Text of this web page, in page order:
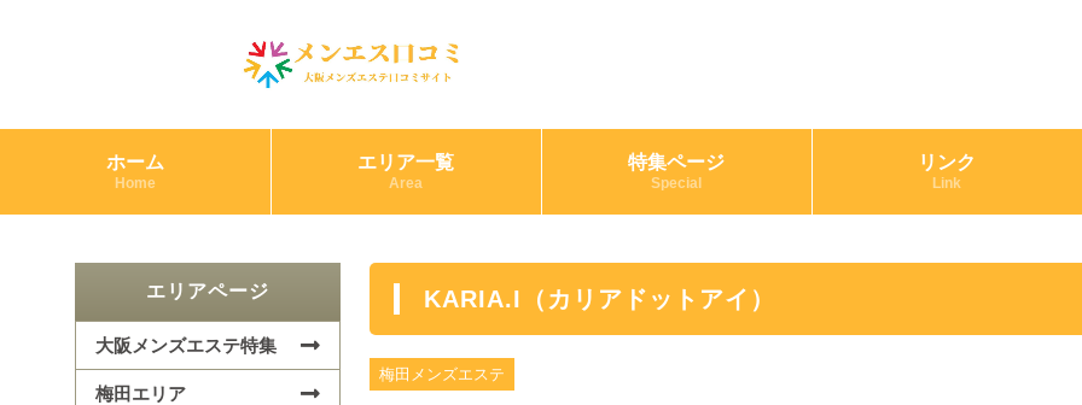
ホーム
Home
エリア一覧
Area
特集ページ
Special
リンク
Link
KARIA.I（カリアドットアイ）
梅田メンズエステ
エリアページ
大阪メンズエステ特集
梅田エリア